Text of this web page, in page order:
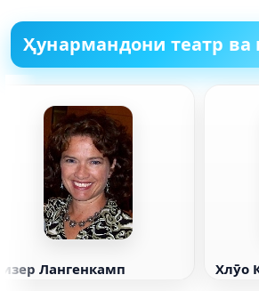
Ҳунармандони театр ва
Лангенкамп Хлӯо